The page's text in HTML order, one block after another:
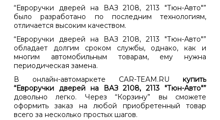
“Евроручки дверей на ВАЗ 2108, 2113 "Тюн-Авто"”
было разработано по последним технологиям,
отличается высоким качеством.
“Евроручки дверей на ВАЗ 2108, 2113 "Тюн-Авто"”
обладает долгим сроком службы, однако, как и
многим автомобильным товарам, ему нужна
периодическая замена.
В онлайн-автомаркете CAR-TEAM.RU купить
“Евроручки дверей на ВАЗ 2108, 2113 "Тюн-Авто"”
довольно легко. Через “Корзину” вы сможете
оформить заказ на любой приобретенный товар
всего за несколько простых шагов.